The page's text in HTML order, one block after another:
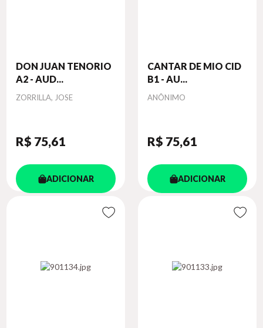
DON JUAN TENORIO
A2 - AUD...
Autor
ZORRILLA, JOSE
R$ 75,61
ADICIONAR
CANTAR DE MIO CID
B1 - AU...
Autor
ANÔNIMO
R$ 75,61
ADICIONAR